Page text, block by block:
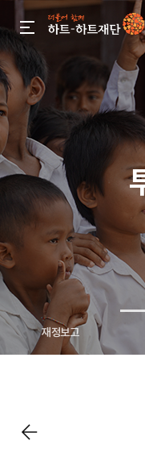
gnb menu open
인기 키워드
#정기후원
#하트플
투명경영 재정보고